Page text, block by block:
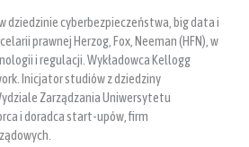
dziedzinie cyberbezpieczeństwa, big data i
prawnej Herzog, Fox, Neeman (HFN), w
i regulacji. Wykładowca Kellogg
Inicjator studiów z dziedziny
Zarządzania Uniwersytetu
i doradca start-upów, firm